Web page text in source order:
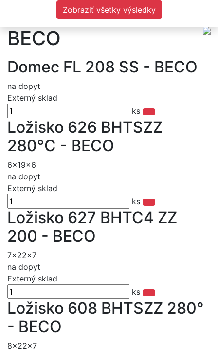
Zobraziť všetky výsledky
BECO
Domec FL 208 SS - BECO
na dopyt
Externý sklad
ks
Ložisko 626 BHTSZZ
280°C - BECO
6x19x6
na dopyt
Externý sklad
ks
Ložisko 627 BHTC4 ZZ
200 - BECO
7x22x7
na dopyt
Externý sklad
ks
Ložisko 608 BHTSZZ 280°
- BECO
8x22x7